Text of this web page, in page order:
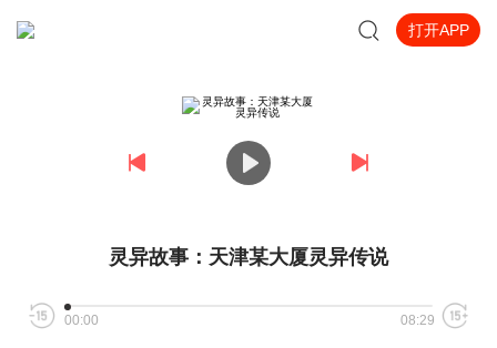
打开APP
灵异故事：天津某大厦灵异传说
00:00 08:29